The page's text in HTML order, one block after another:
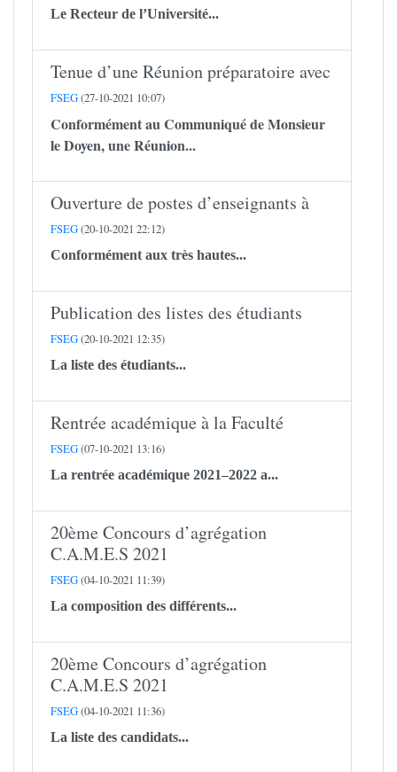
Le Recteur de l’Université...
Tenue d’une Réunion préparatoire avec
FSEG(27-10-2021 10:07)
Conformément au Communiqué de Monsieur
le Doyen, une Réunion...
Ouverture de postes d’enseignants à
FSEG(20-10-2021 22:12)
Conformément aux très hautes...
Publication des listes des étudiants
FSEG(20-10-2021 12:35)
La liste des étudiants...
Rentrée académique à la Faculté
FSEG(07-10-2021 13:16)
La rentrée académique 2021–2022 a...
20ème Concours d’agrégation
C.A.M.E.S 2021
FSEG(04-10-2021 11:39)
La composition des différents...
20ème Concours d’agrégation
C.A.M.E.S 2021
FSEG(04-10-2021 11:36)
La liste des candidats...